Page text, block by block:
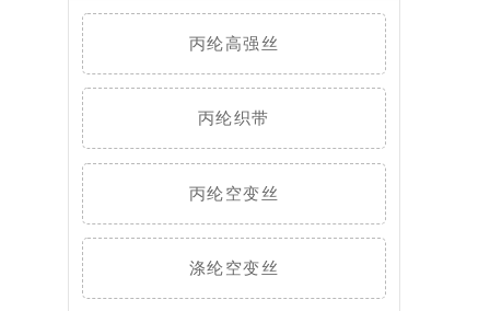
丙纶高强丝
丙纶织带
丙纶空变丝
涤纶空变丝